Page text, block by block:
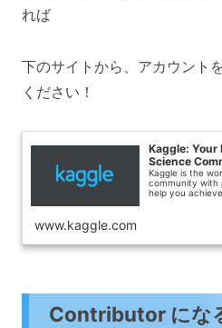
れば
下のサイトから、アカウント
ください！
Kaggle: Your
Science
Kaggle is the
community with
help you
www.kaggle.com
Contributor にな